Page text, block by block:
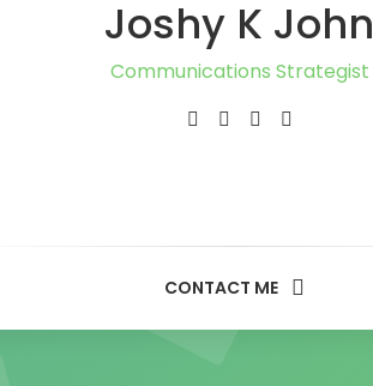
Joshy K John
Communications Strategist
Journalist
CONTACT ME